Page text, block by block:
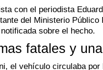
con el periodista
del Ministerio
sobre el hecho.
fatales y
el vehículo circulaba